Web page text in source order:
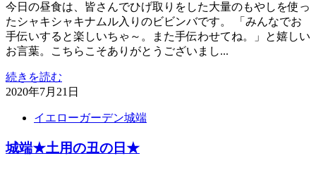
今日の昼食は、皆さんでひげ取りをした大量のもやしを使っ
たシャキシャキナムル入りのビビンバです。 「みんなでお
手伝いすると楽しいちゃ～。また手伝わせてね。」と嬉しい
お言葉。こちらこそありがとうございまし...
続きを読む
2020年7月21日
イエローガーデン城端
城端★土用の丑の日★